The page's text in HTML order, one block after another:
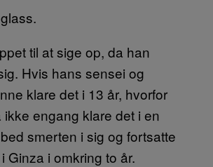
til at sige op, da han
Hvis hans sensei og
klare det i 13 år, hvorfor
engang klare det i en
smerten i sig og fortsatte
Ginza i omkring to år.